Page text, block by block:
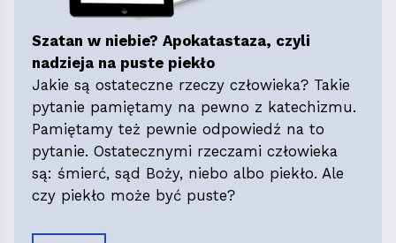
Szatan w niebie? Apokatastaza, czyli
nadzieja na puste piekło
Jakie są ostateczne rzeczy człowieka? Takie
pytanie pamiętamy na pewno z katechizmu.
Pamiętamy też pewnie odpowiedź na to
pytanie. Ostatecznymi rzeczami człowieka
są: śmierć, sąd Boży, niebo albo piekło. Ale
czy piekło może być puste?